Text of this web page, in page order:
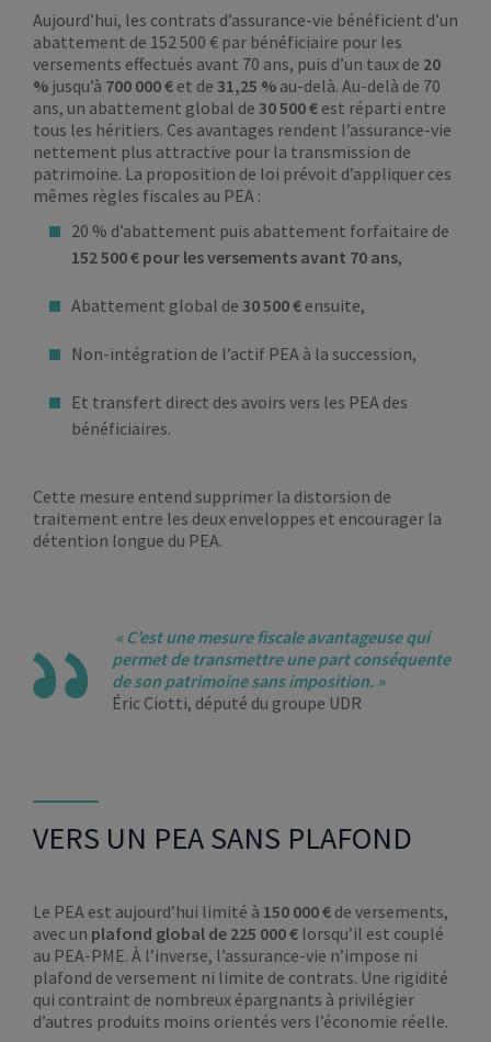
Aujourd’hui, les contrats d’assurance-vie bénéficient d’un
abattement de 152 500 € par bénéficiaire pour les
versements effectués avant 70 ans, puis d’un taux de 20
% jusqu’à 700 000 € et de 31,25 % au-delà. Au-delà de 70
ans, un abattement global de 30 500 € est réparti entre
tous les héritiers. Ces avantages rendent l’assurance-vie
nettement plus attractive pour la transmission de
patrimoine. La proposition de loi prévoit d’appliquer ces
mêmes règles fiscales au PEA :
20 % d’abattement puis abattement forfaitaire de
152 500 € pour les versements avant 70 ans,
Abattement global de 30 500 € ensuite,
Non-intégration de l’actif PEA à la succession,
Et transfert direct des avoirs vers les PEA des
bénéficiaires.
Cette mesure entend supprimer la distorsion de
traitement entre les deux enveloppes et encourager la
détention longue du PEA.
« C’est une mesure fiscale avantageuse qui
permet de transmettre une part conséquente
de son patrimoine sans imposition. »
Éric Ciotti, député du groupe UDR
VERS UN PEA SANS PLAFOND
Le PEA est aujourd’hui limité à 150 000 € de versements,
avec un plafond global de 225 000 € lorsqu’il est couplé
au PEA-PME. À l’inverse, l’assurance-vie n’impose ni
plafond de versement ni limite de contrats. Une rigidité
qui contraint de nombreux épargnants à privilégier
d’autres produits moins orientés vers l’économie réelle.